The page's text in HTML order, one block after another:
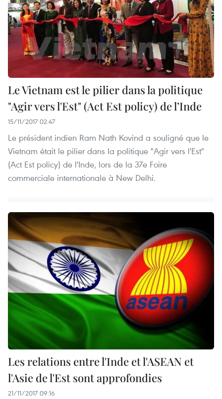
Le Vietnam est le pilier dans la politique
"Agir vers l'Est" (Act Est policy) de l’Inde
15/11/2017 02:47
Le président indien Ram Nath Kovind a souligné que le
Vietnam était le pilier dans la politique "Agir vers l'Est"
(Act Est policy) de l'Inde, lors de la 37e Foire
commerciale internationale à New Delhi.
Les relations entre l'Inde et l'ASEAN et
l'Asie de l'Est sont approfondies
21/11/2017 09:16